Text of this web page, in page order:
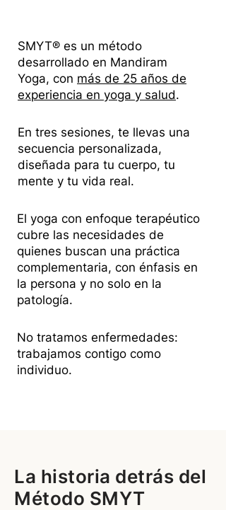
SMYT® es un método
desarrollado en Mandiram
Yoga, con más de 25 años de
experiencia en yoga y salud.
En tres sesiones, te llevas una
secuencia personalizada,
diseñada para tu cuerpo, tu
mente y tu vida real.
El yoga con enfoque terapéutico
cubre las necesidades de
quienes buscan una práctica
complementaria, con énfasis en
la persona y no solo en la
patología.
No tratamos enfermedades:
trabajamos contigo como
individuo.
La historia detrás del
Método SMYT